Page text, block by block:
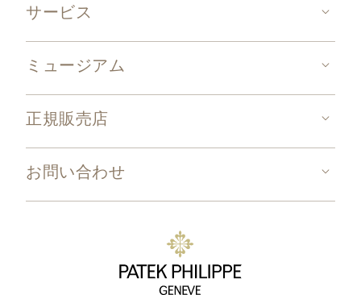
サービス
ミュージアム
正規販売店
お問い合わせ